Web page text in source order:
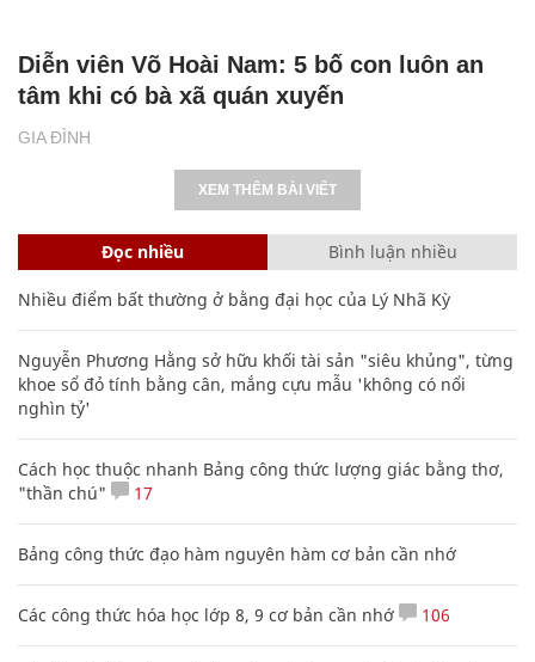
GIA ĐÌNH
Diễn viên Võ Hoài Nam: 5 bố con luôn an
tâm khi có bà xã quán xuyến
XEM THÊM BÀI VIẾT
Đọc nhiều Bình luận nhiều
Nhiều điểm bất thường ở bằng đại học của Lý Nhã Kỳ
Nguyễn Phương Hằng sở hữu khối tài sản "siêu khủng", từng
khoe sổ đỏ tính bằng cân, mắng cựu mẫu 'không có nổi
nghìn tỷ'
Cách học thuộc nhanh Bảng công thức lượng giác bằng thơ,
"thần chú"
17
Bảng công thức đạo hàm nguyên hàm cơ bản cần nhớ
Các công thức hóa học lớp 8, 9 cơ bản cần nhớ 106